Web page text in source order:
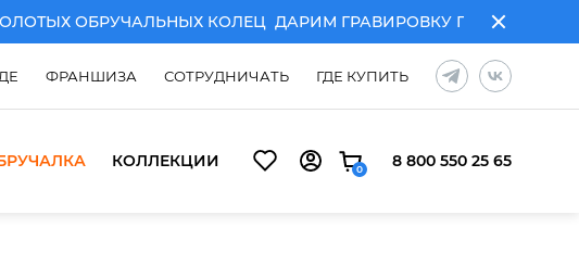
ДАРИМ ГРАВИРОВКУ ПРИ ПОКУПКЕ
ОБРУЧАЛЬНЫХ КОЛЕЦ
ФРАНШИЗА СОТРУДНИЧАТЬ ГДЕ КУПИТЬ
КОЛЛЕКЦИИ 0 8 800 550 25 65